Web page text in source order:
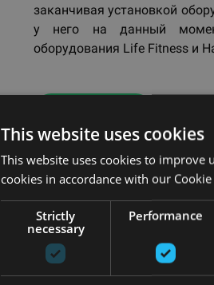
заканчивая установкой
у него на данный
оборудования Life Fitness и
This website uses cookies
This website uses cookies to improve
cookies in accordance with our Cookie
Strictly
necessary
Performance